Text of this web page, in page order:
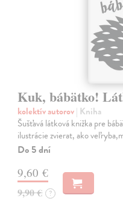
Kuk, bábätko!
kolektív autorov| Kniha
Šušťavá látková knižka pre
ilustrácie zvierat, ako
Do 5 dní
9,60 €
9,90 € ?